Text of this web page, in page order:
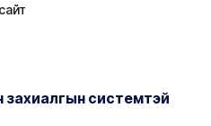
захиалгын системтэй